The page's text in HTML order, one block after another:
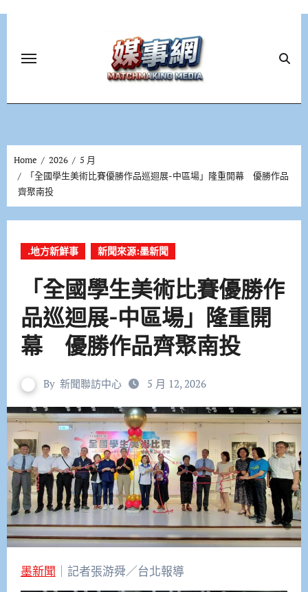
Home 2026
5 月
「全國學生美術比賽優勝作品巡迴展-中區場」隆重開幕 優勝作品
齊聚南投
.地方新鮮事 新聞來源:墨新聞
「全國學生美術比賽優勝作
品巡迴展-中區場」隆重開
幕 優勝作品齊聚南投
By 新聞聯訪中心 5 月 12, 2026
墨新聞 ｜記者張游舜／台北報導